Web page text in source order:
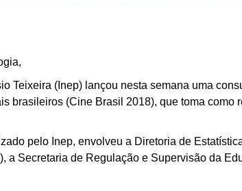
Teixeira (Inep) lançou nesta semana uma
brasileiros (Cine Brasil 2018), que toma como
pelo Inep, envolveu a Diretoria de
a Secretaria de Regulação e Supervisão da